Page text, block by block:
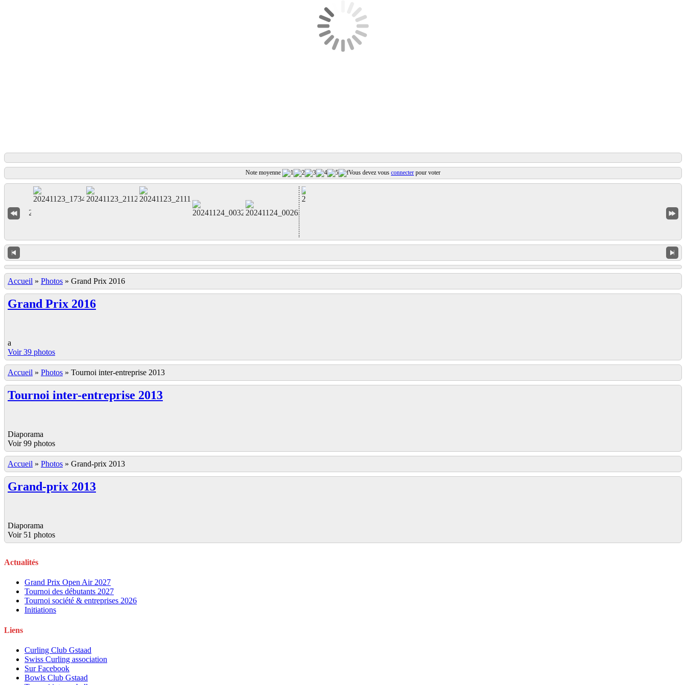
Note moyenne Vous devez vous connecter pour voter
Accueil » Photos » Grand Prix 2016
Grand Prix 2016
a
Voir 39 photos
Accueil » Photos » Tournoi inter-entreprise 2013
Tournoi inter-entreprise 2013
Diaporama
Voir 99 photos
Accueil » Photos » Grand-prix 2013
Grand-prix 2013
Diaporama
Voir 51 photos
Actualités
Grand Prix Open Air 2027
Tournoi des débutants 2027
Tournoi société & entreprises 2026
Initiations
Liens
Curling Club Gstaad
Swiss Curling association
Sur Facebook
Bowls Club Gstaad